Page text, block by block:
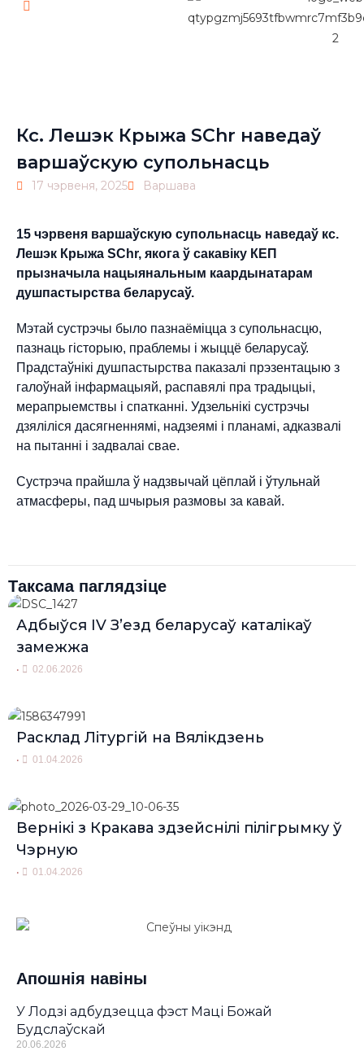
Кс. Лешэк Крыжа SChr наведаў
варшаўскую супольнасць
17 чэрвеня, 2025 Варшава
15 чэрвеня варшаўскую супольнасць наведаў кс.
Лешэк Крыжа SChr, якога ў сакавіку КЕП
прызначыла нацыянальным каардынатарам
душпастырства беларусаў.
Мэтай сустрэчы было пазнаёміцца з супольнасцю,
пазнаць гісторыю, праблемы і жыццё беларусаў.
Прадстаўнікі душпастырства паказалі прэзентацыю з
галоўнай інфармацыяй, распавялі пра традыцыі,
мерапрыемствы і спатканні. Удзельнікі сустрэчы
дзяліліся дасягненнямі, надзеямі і планамі, адказвалі
на пытанні і задвалаі свае.
Сустрэча прайшла ў надзвычай цёплай і ўтульнай
атмасферы, пад шчырыя размовы за кавай.
Таксама паглядзіце
Адбыўся IV З’езд беларусаў каталікаў
замежжа
• 02.06.2026
Расклад Літургій на Вялікдзень
• 01.04.2026
Вернікі з Кракава здзейснілі пілігрымку ў
Чэрную
• 01.04.2026
Апошнія навіны
У Лодзі адбудзецца фэст Маці Божай
Будслаўскай
20.06.2026